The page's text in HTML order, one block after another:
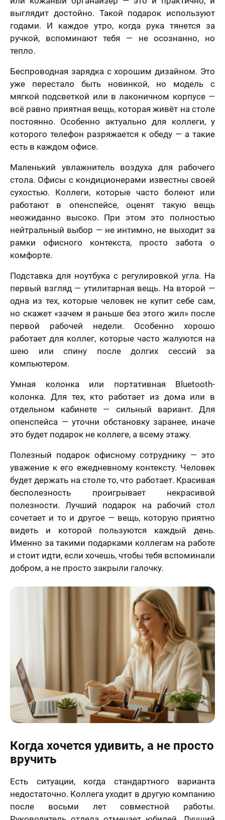
выглядит достойно. Такой подарок используют
годами. И каждое утро, когда рука тянется за
ручкой, вспоминают тебя — не осознанно, но
тепло.
Беспроводная зарядка с хорошим дизайном. Это
уже перестало быть новинкой, но модель с
мягкой подсветкой или в лаконичном корпусе —
всё равно приятная вещь, которая живёт на столе
постоянно. Особенно актуально для коллеги, у
которого телефон разряжается к обеду — а такие
есть в каждом офисе.
Маленький увлажнитель воздуха для рабочего
стола. Офисы с кондиционерами известны своей
сухостью. Коллеги, которые часто болеют или
работают в опенспейсе, оценят такую вещь
неожиданно высоко. При этом это полностью
нейтральный выбор — не интимно, не выходит за
рамки офисного контекста, просто забота о
комфорте.
Подставка для ноутбука с регулировкой угла. На
первый взгляд — утилитарная вещь. На второй —
одна из тех, которые человек не купит себе сам,
но скажет «зачем я раньше без этого жил» после
первой рабочей недели. Особенно хорошо
работает для коллег, которые часто жалуются на
шею или спину после долгих сессий за
компьютером.
Умная колонка или портативная Bluetooth-
колонка. Для тех, кто работает из дома или в
отдельном кабинете — сильный вариант. Для
опенспейса — уточни обстановку заранее, иначе
это будет подарок не коллеге, а всему этажу.
Полезный подарок офисному сотруднику — это
уважение к его ежедневному контексту. Человек
будет держать на столе то, что работает. Красивая
бесполезность проигрывает некрасивой
полезности. Лучший подарок на рабочий стол
сочетает и то и другое — вещь, которую приятно
видеть и которой пользуются каждый день.
Именно за такими подарками коллегам на работе
и стоит идти, если хочешь, чтобы тебя вспоминали
добром, а не просто закрыли галочку.
Когда хочется удивить, а не просто
вручить
Есть ситуации, когда стандартного варианта
недостаточно. Коллега уходит в другую компанию
после восьми лет совместной работы.